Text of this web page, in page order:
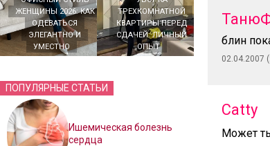
ЖЕНЩИНЫ 2026: КАК
ОДЕВАТЬСЯ
ЭЛЕГАНТНО И
УМЕСТНО
ТРЕХКОМНАТНОЙ
КВАРТИРЫ ПЕРЕД
СДАЧЕЙ: ЛИЧНЫЙ
ОПЫТ
ПОПУЛЯРНЫЕ СТАТЬИ
Ишемическая болезнь
сердца
блин
02.04.2007
Catty
Может